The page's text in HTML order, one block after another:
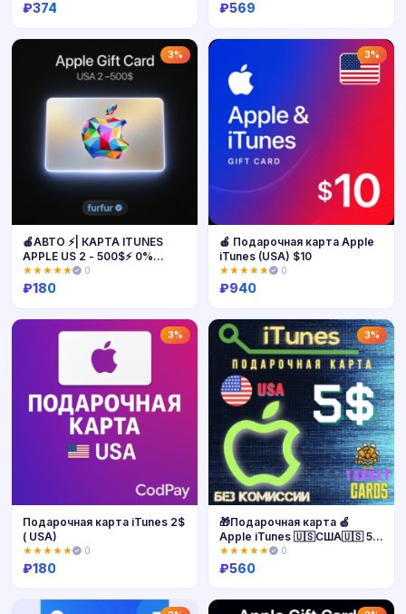
Купить
₽374 ₽569
3%
Купить
🍎АВТО ⚡| КАРТА ITUNES
APPLE US 2 - 500$⚡ 0%
комиссия
★★★★★ 0
₽180
3%
Купить
🍎 Подарочная карта Apple
iTunes (USA) $10
★★★★★ 0
₽940
3%
Подарочная карта iTunes 2$
( USA)
★★★★★ 0
₽180
3%
🎁Подарочная карта 🍏
Apple iTunes 🇺🇸США🇺🇸 5$
[0%]
★★★★★ 0
₽560